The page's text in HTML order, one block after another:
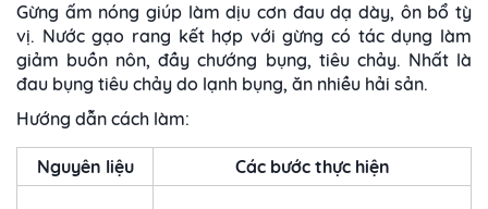
Gừng ấm nóng giúp làm dịu cơn đau dạ dày, ôn bổ tỳ
vị. Nước gạo rang kết hợp với gừng có tác dụng làm
giảm buồn nôn, đầy chướng bụng, tiêu chảy. Nhất là
đau bụng tiêu chảy do lạnh bụng, ăn nhiều hải sản.
Hướng dẫn cách làm:
Nguyên liệu Các bước thực hiện